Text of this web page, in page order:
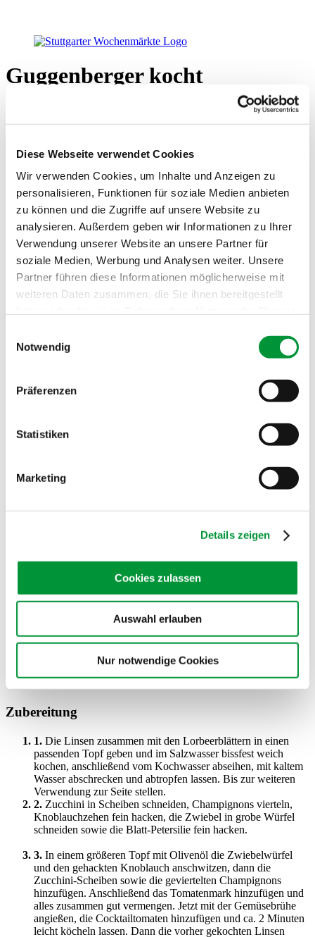
Diese Webseite verwendet Cookies
Wir verwenden Cookies, um Inhalte und Anzeigen zu
personalisieren, Funktionen für soziale Medien anbieten
zu können und die Zugriffe auf unsere Website zu
analysieren. Außerdem geben wir Informationen zu Ihrer
Verwendung unserer Website an unsere Partner für
soziale Medien, Werbung und Analysen weiter. Unsere
Partner führen diese Informationen möglicherweise mit
weiteren Daten zusammen, die Sie ihnen bereitgestellt
Notwendig
Präferenzen
Statistiken
Marketing
Details zeigen
Cookies zulassen
Auswahl erlauben
Nur notwendige Cookies
Guggenberger kocht
Linsen-Gemüse-Ragout, gekocht mit Linsen aus
Baden-Württemberg und Maccaroni
Für das Linsen-Ragout (ca. 3 Personen):
120 Gramm Linsen
1 kleinerer Zucchini
12 Cocktail-Tomaten
2 Knoblauchzehen
1 große Zwiebel
12 Champignons
2 Esslöffel Tomatenmark
Olivenöl
Pfeffer aus der Mühle
Geriebener Parmesan
300 Gramm Pasta, nach Lust und Laune
Zubereitung
1. Die Linsen zusammen mit den Lorbeerblättern in einen
passenden Topf geben und im Salzwasser bissfest weich
kochen, anschließend vom Kochwasser abseihen, mit kaltem
Wasser abschrecken und abtropfen lassen. Bis zur weiteren
Verwendung zur Seite stellen.
2. Zucchini in Scheiben schneiden, Champignons vierteln,
Knoblauchzehen fein hacken, die Zwiebel in grobe Würfel
schneiden sowie die Blatt-Petersilie fein hacken.
3. In einem größeren Topf mit Olivenöl die Zwiebelwürfel
und den gehackten Knoblauch anschwitzen, dann die
Zucchini-Scheiben sowie die geviertelten Champignons
hinzufügen. Anschließend das Tomatenmark hinzufügen und
alles zusammen gut vermengen. Jetzt mit der Gemüsebrühe
angießen, die Cocktailtomaten hinzufügen und ca. 2 Minuten
leicht köcheln lassen. Dann die vorher gekochten Linsen